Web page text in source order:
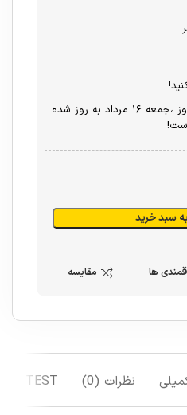
قیمت محصولات سایت امروز ،جمعه ۱۶ مرداد به روز شده
سبد خرید
ها مقایسه
نظرات (0) TEST